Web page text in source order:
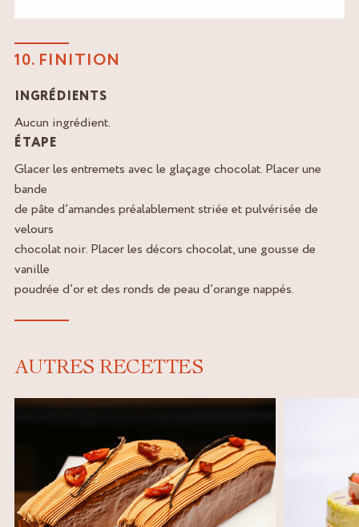
10. FINITION
INGRÉDIENTS
Aucun ingrédient.
ÉTAPE
Glacer les entremets avec le glaçage chocolat. Placer une
bande
de pâte d’amandes préalablement striée et pulvérisée de
velours
chocolat noir. Placer les décors chocolat, une gousse de
vanille
poudrée d’or et des ronds de peau d’orange nappés.
AUTRES RECETTES